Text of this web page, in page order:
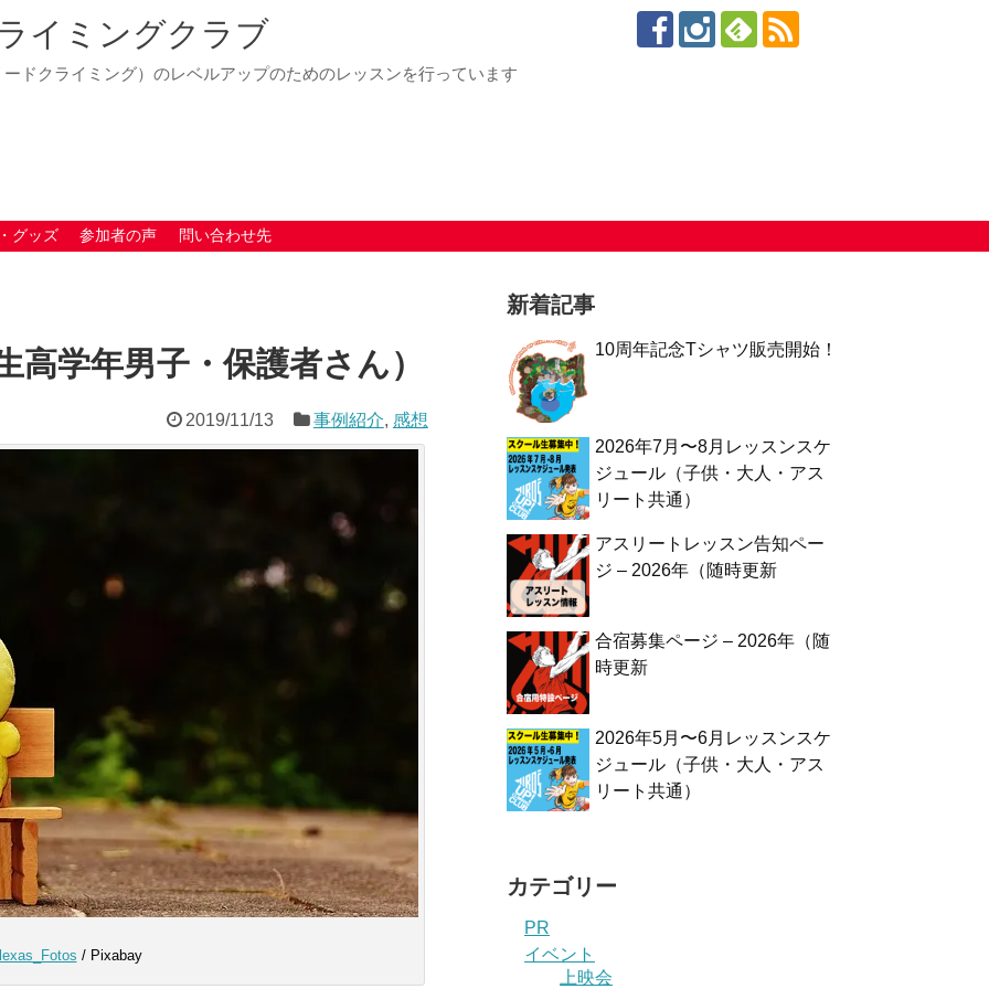
イミングクラブ
ドクライミング）のレベルアップのためのレッスンを行っています
グッズ 参加者の声 問い合わせ先
高学年男子・保護者さん）
2019/11/13 事例紹介, 感想
/ Pixabay
新着記事
10周年記念Tシャツ販売開始！
2026年7月〜8月レッスンスケ
ジュール（子供・大人・アス
リート共通）
アスリートレッスン告知ペー
ジ – 2026年（随時更新
合宿募集ページ – 2026年（随
時更新
2026年5月〜6月レッスンスケ
ジュール（子供・大人・アス
リート共通）
カテゴリー
PR
イベント
上映会